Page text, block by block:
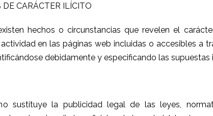
CARÁCTER ILÍCITO
hechos o circunstancias que revelen el
en las páginas web incluidas o accesibles a
debidamente y especificando las supuestas
sustituye la publicidad legal de las leyes,